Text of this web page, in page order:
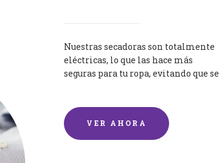
Nuestras secadoras son totalmente
eléctricas, lo que las hace más
seguras para tu ropa, evitando que se
VER AHORA